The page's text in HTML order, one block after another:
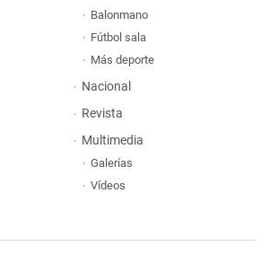
Balonmano
Fútbol sala
Más deporte
Nacional
Revista
Multimedia
Galerías
Vídeos